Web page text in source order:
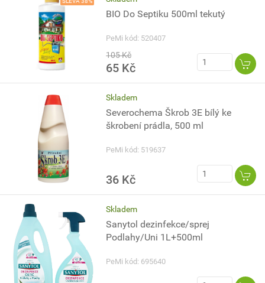
BIO Do Septiku 500ml tekutý
PeMi kód: 520407
105 Kč
65 Kč
Skladem
Severochema Škrob 3E bílý ke
škrobení prádla, 500 ml
PeMi kód: 519637
36 Kč
Skladem
Sanytol dezinfekce/sprej
Podlahy/Uni 1L+500ml
PeMi kód: 695640